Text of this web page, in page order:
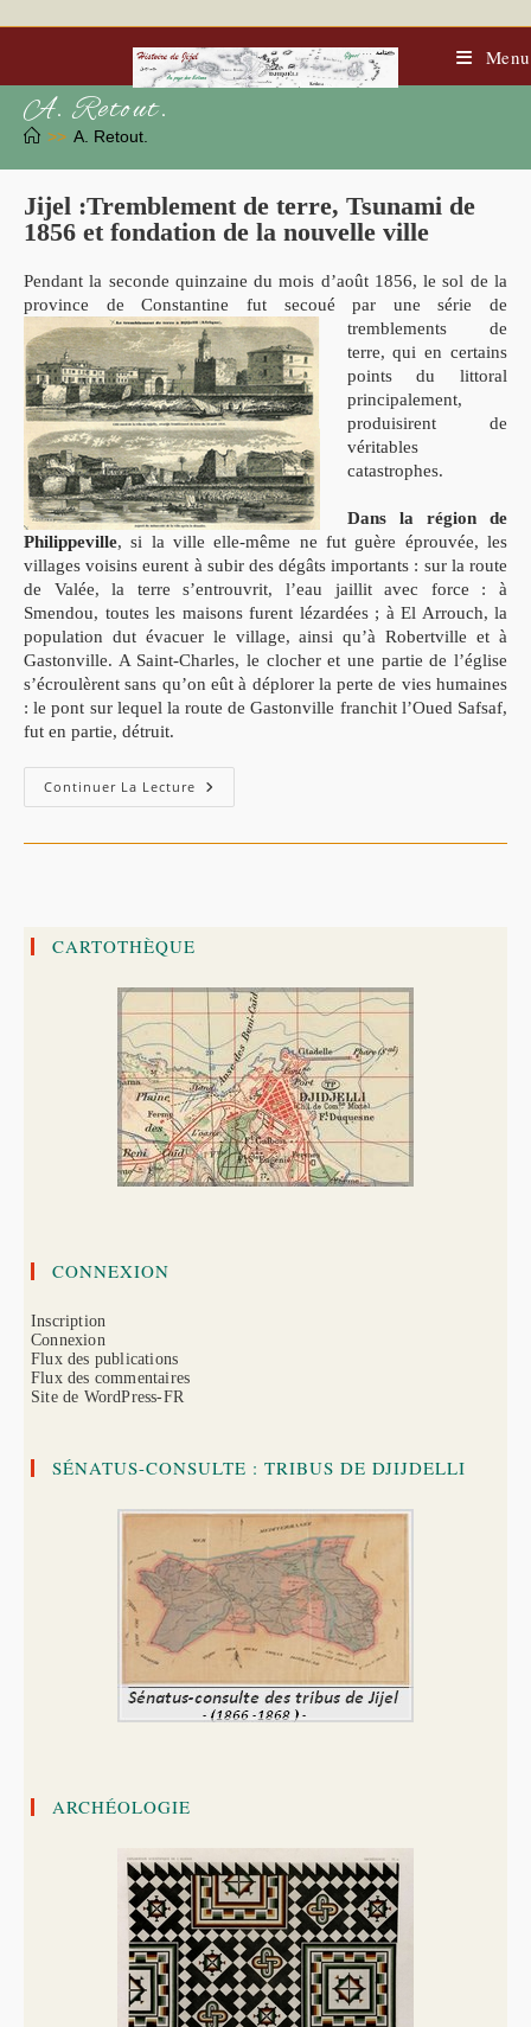
to
Menu
A. Retout.
>> A. Retout.
Jijel :Tremblement de terre, Tsunami de
1856 et fondation de la nouvelle ville
Pendant la seconde quinzaine du mois d’août 1856, le sol de la
province de Constantine fut secoué par une série de
tremblements de
terre, qui en certains
points du littoral
principalement,
produisirent de
véritables
catastrophes.
Dans la région de
Philippeville, si la ville elle-même ne fut guère éprouvée, les
villages voisins eurent à subir des dégâts importants : sur la route
de Valée, la terre s’entrouvrit, l’eau jaillit avec force : à
Smendou, toutes les maisons furent lézardées ; à El Arrouch, la
population dut évacuer le village, ainsi qu’à Robertville et à
Gastonville. A Saint-Charles, le clocher et une partie de l’église
s’écroulèrent sans qu’on eût à déplorer la perte de vies humaines
: le pont sur lequel la route de Gastonville franchit l’Oued Safsaf,
fut en partie, détruit.
Continuer La Lecture Jijel
:Tremblement
Ville
CARTOTHÈQUE
CONNEXION
Inscription
Connexion
Flux des publications
Flux des commentaires
Site de WordPress-FR
SÉNATUS-CONSULTE : TRIBUS DE DJIJDELLI
ARCHÉOLOGIE